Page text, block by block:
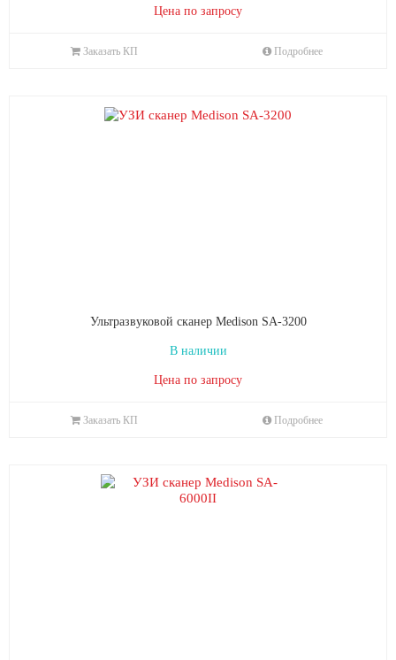
Цена по запросу
Заказать КП Подробнее
Ультразвуковой сканер Medison SA-3200
В наличии
Цена по запросу
Заказать КП Подробнее